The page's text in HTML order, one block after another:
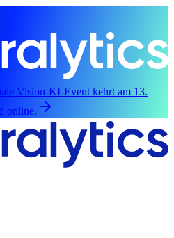
Vision-KI-Event kehrt am 13.
online.